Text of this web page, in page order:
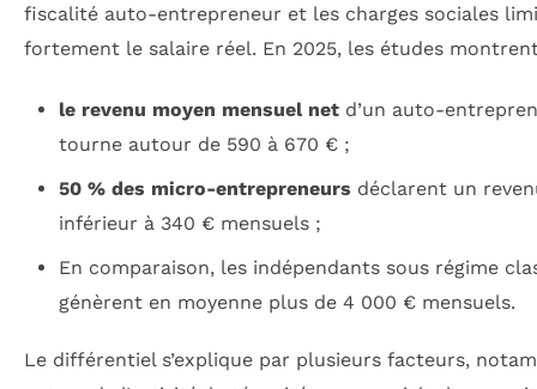
fiscalité auto-entrepreneur et les charges sociales
fortement le salaire réel. En 2025, les études
le revenu moyen mensuel netd’un auto-
tourne autour de 590 à 670 € ;
50 % des micro-entrepreneurs déclarent un
inférieur à 340 € mensuels ;
En comparaison, les indépendants sous régime
génèrent en moyenne plus de 4 000 € mensuels.
Le différentiel s’explique par plusieurs facteurs,